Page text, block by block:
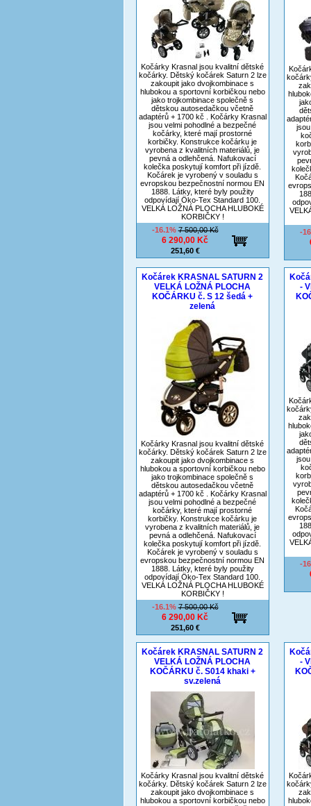
Kočárky Krasnal jsou kvalitní dětské
kočárky. Dětský kočárek Saturn 2 lze
zakoupit jako dvojkombinace s
hlubokou a sportovní korbičkou nebo
jako trojkombinace společně s
dětskou autosedačkou včetně
adaptérů + 1700 kč . Kočárky Krasnal
jsou velmi pohodlné a bezpečné
kočárky, které mají prostorné
korbičky. Konstrukce kočárku je
vyrobena z kvalitních materiálů, je
pevná a odlehčená. Nafukovací
kolečka poskytují komfort při jízdě.
Kočárek je vyrobený v souladu s
evropskou bezpečnostní normou EN
1888. Látky, které byly použity
odpovídají Öko-Tex Standard 100.
VELKÁ LOŽNÁ PLOCHA HLUBOKÉ
KORBIČKY !
-16.1%7 500,00 Kč
6 290,00 Kč
251,60 €
-
Kočárek KRASNAL SATURN 2
VELKÁ LOŽNÁ PLOCHA
KOČÁRKU č. S 12 šedá +
zelená
Kočárky Krasnal jsou kvalitní dětské
kočárky. Dětský kočárek Saturn 2 lze
zakoupit jako dvojkombinace s
hlubokou a sportovní korbičkou nebo
jako trojkombinace společně s
dětskou autosedačkou včetně
adaptérů + 1700 kč . Kočárky Krasnal
jsou velmi pohodlné a bezpečné
kočárky, které mají prostorné
korbičky. Konstrukce kočárku je
vyrobena z kvalitních materiálů, je
pevná a odlehčená. Nafukovací
kolečka poskytují komfort při jízdě.
Kočárek je vyrobený v souladu s
evropskou bezpečnostní normou EN
1888. Látky, které byly použity
odpovídají Öko-Tex Standard 100.
VELKÁ LOŽNÁ PLOCHA HLUBOKÉ
KORBIČKY !
-16.1%7 500,00 Kč
6 290,00 Kč
251,60 €
-
-
Kočárek KRASNAL SATURN 2
VELKÁ LOŽNÁ PLOCHA
KOČÁRKU č. S014 khaki +
sv.zelená
Kočárky Krasnal jsou kvalitní dětské
kočárky. Dětský kočárek Saturn 2 lze
zakoupit jako dvojkombinace s
hlubokou a sportovní korbičkou nebo
-